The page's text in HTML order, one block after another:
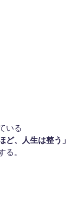
いる
ど、人生は整う」
る。